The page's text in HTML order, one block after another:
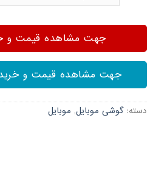
جهت مشاهده قیمت و
جهت مشاهده قیمت و
دسته: گوشی موبایل, موبایل